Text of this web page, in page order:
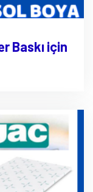
Baskı için